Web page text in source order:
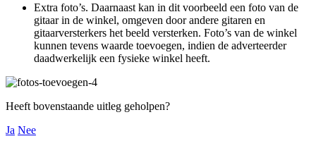
Extra foto’s. Daarnaast kan in dit voorbeeld een foto van de
gitaar in de winkel, omgeven door andere gitaren en
gitaarversterkers het beeld versterken. Foto’s van de winkel
kunnen tevens waarde toevoegen, indien de adverteerder
daadwerkelijk een fysieke winkel heeft.
Heeft bovenstaande uitleg geholpen?
Ja Nee